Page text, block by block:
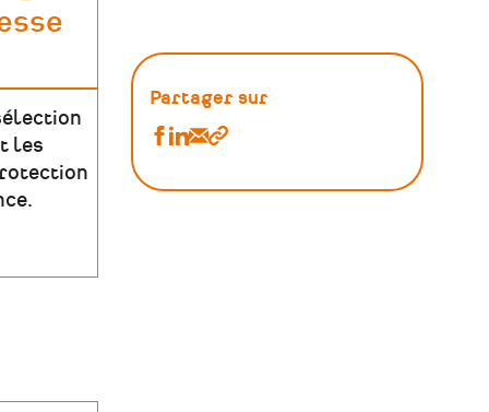
les
Partager sur
Partager
Partager
Partager
Copier